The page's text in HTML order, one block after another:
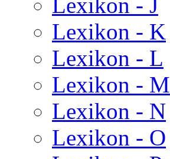
Lexikon - J
Lexikon - K
Lexikon - L
Lexikon - M
Lexikon - N
Lexikon - O